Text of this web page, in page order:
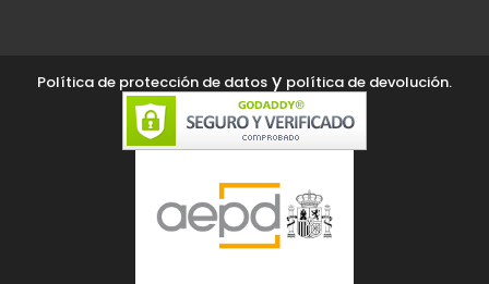
Política de protección de datos y política de devolución.